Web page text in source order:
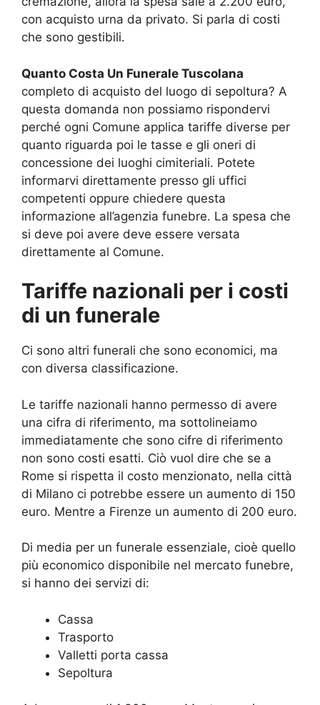
con acquisto urna da privato. Si parla di costi
che sono gestibili.
Quanto Costa Un Funerale Tuscolana
completo di acquisto del luogo di sepoltura? A
questa domanda non possiamo rispondervi
perché ogni Comune applica tariffe diverse per
quanto riguarda poi le tasse e gli oneri di
concessione dei luoghi cimiteriali. Potete
informarvi direttamente presso gli uffici
competenti oppure chiedere questa
informazione all’agenzia funebre. La spesa che
si deve poi avere deve essere versata
direttamente al Comune.
Tariffe nazionali per i costi
di un funerale
Ci sono altri funerali che sono economici, ma
con diversa classificazione.
Le tariffe nazionali hanno permesso di avere
una cifra di riferimento, ma sottolineiamo
immediatamente che sono cifre di riferimento
non sono costi esatti. Ciò vuol dire che se a
Rome si rispetta il costo menzionato, nella città
di Milano ci potrebbe essere un aumento di 150
euro. Mentre a Firenze un aumento di 200 euro.
Di media per un funerale essenziale, cioè quello
più economico disponibile nel mercato funebre,
si hanno dei servizi di:
Cassa
Trasporto
Valletti porta cassa
Sepoltura